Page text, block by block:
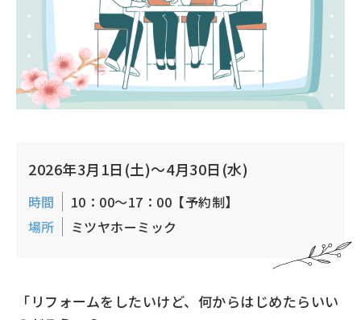
2026年3月1日(土)～4月30日(水)
時間
10：00～17：00【予約制】
場所
ミツヤホーミック
「リフォームをしたいけど、何からはじめたらいい